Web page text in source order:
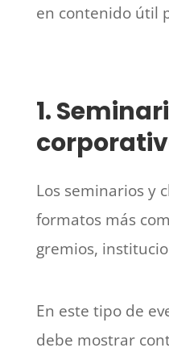
en contenido útil
1.
Los seminarios y
formatos más
gremios,
En este tipo de
debe mostrar